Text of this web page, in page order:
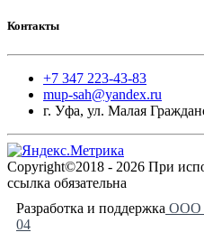
Контакты
+7 347 223-43-83
mup-sah@yandex.ru
г. Уфа, ул. Малая
Copyright©2018 - 2026 При
ссылка обязательна
Разработка и поддержка ООО
04